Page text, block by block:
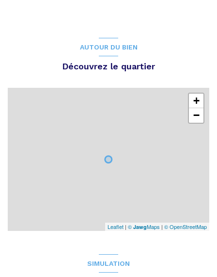
AUTOUR DU BIEN
Découvrez le quartier
+
−
Leaflet | © JawgMaps | © OpenStreetMap
SIMULATION